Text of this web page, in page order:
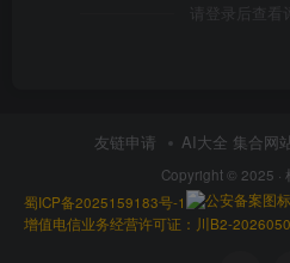
请登录后查看
友链申请 AI大全 集合网
Copyright © 2025 ·
蜀ICP备2025159183号-1
增值电信业务经营许可证：川B2-